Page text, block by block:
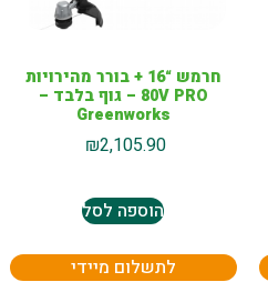
חרמש “16 + בורר מהירויות
80V PRO – גוף בלבד –
Greenworks
₪2,105.90
הוספה לסל
לתשלום מיידי